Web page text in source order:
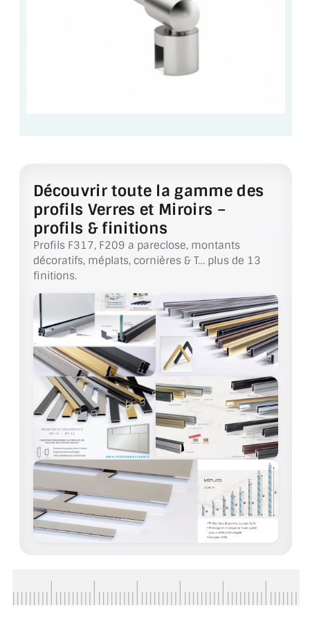
GARDE CORPS EN VERRE
VERRIÈRE TYPE ATELIER
VERRES TEXTURÉS
PLEXIGLAS PMMA
DOUBLE VITRAGE
ACCESSOIRES & QUINCAILLERIE
CATALOGUE DE PROFILS ET FIXATION DU
VERRE
LES FIXATIONS POUR MIROIR
LES PROFILS PAROI DE VERRE
VITRINE EN VERRE
CONNECTEURS ET ASSEMBLAGE DE VERRES
LES CHARNIÈRES DE PORTE EN VERRE
Découvrir toute la gamme des
profils Verres et Miroirs –
profils & finitions
Profils F317, F209 a pareclose, montants
décoratifs, méplats, cornières & T… plus de 13
finitions.